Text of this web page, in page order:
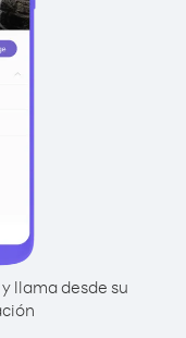
llama desde su